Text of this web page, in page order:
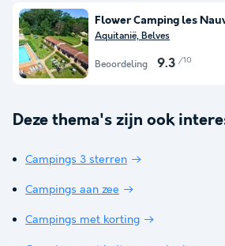
Flower Camping les
Aquitanië, Belves
Beoordeling 9.3 /10
Deze thema's zijn ook
Campings 3 sterren
Campings aan zee
Campings met korting